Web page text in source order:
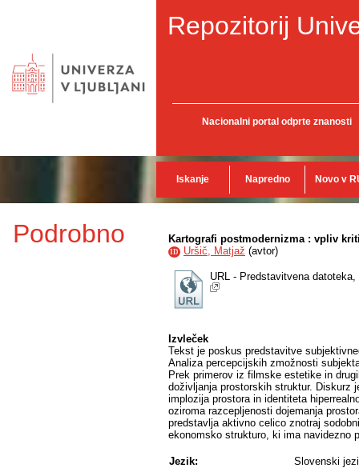
Repozitorij
Nacionalni portal odprte znanosti
Iskanje Napredno Novo v
Podrobno Kartografi postmodernizma : vpliv
ID Uršič, Matjaž (avtor)
URL - Predstavitvena
Izvleček
Tekst je poskus predstavitve
Analiza percepcijskih zmožnosti
Prek primerov iz filmske estetike in
doživljanja prostorskih struktur. Diskurz
implozija prostora in identiteta
oziroma razcepljenosti dojemanja
predstavlja aktivno celico znotraj
ekonomsko strukturo, ki ima navidezno
Jezik:
Slovenski